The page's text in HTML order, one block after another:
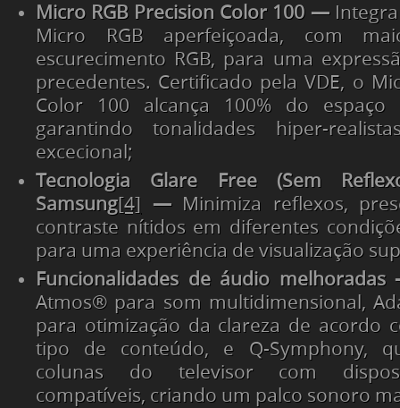
Micro RGB Precision Color 100 —
Micro RGB aperfeiçoada, com
escurecimento RGB, para uma
precedentes. Certificado pela VDE, o
Color 100 alcança 100% do espaço
garantindo tonalidades hiper-
excecional;
Tecnologia Glare Free (Sem
Samsung[4] — Minimiza reflexos,
contraste nítidos em diferentes
para uma experiência de visualização
Funcionalidades de áudio
Atmos® para som multidimensional,
para otimização da clareza de acordo
tipo de conteúdo, e Q-Symphony,
colunas do televisor com
compatíveis, criando um palco sonoro